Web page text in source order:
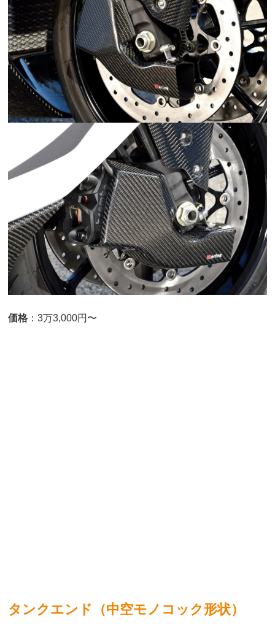
価格 ：3万3,000円〜
タンクエンド（中空モノコック形状）